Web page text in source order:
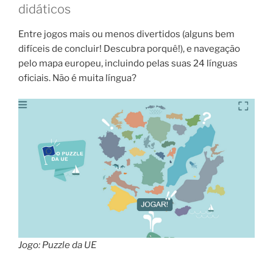
didáticos
Entre jogos mais ou menos divertidos (alguns bem
difíceis de concluir! Descubra porquê!), e navegação
pelo mapa europeu, incluindo pelas suas 24 línguas
oficiais. Não é muita língua?
Jogo: Puzzle da UE